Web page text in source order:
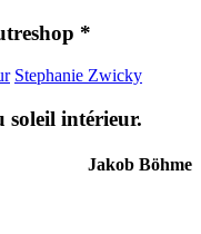
*
Stephanie Zwicky
soleil intérieur.
Jakob Böhme